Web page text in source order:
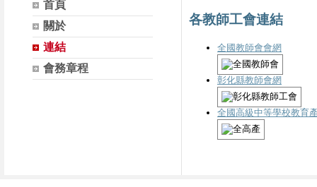
首頁
關於
連結
會務章程
各教師工會連結
全國教師會會網
彰化縣教師會網
全國高級中等學校教育